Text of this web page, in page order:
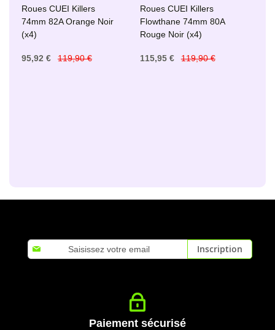
Roues CUEI Killers
74mm 82A Orange Noir
(x4)
95,92 € 119,90 €
Roues CUEI Killers
Flowthane 74mm 80A
Rouge Noir (x4)
115,95 € 119,90 €
Inscription
à
Inscription
Paiement sécurisé